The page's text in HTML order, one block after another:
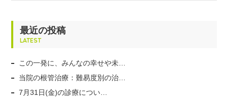
最近の投稿
LATEST
この一発に、みんなの幸せや未…
当院の根管治療：難易度別の治…
7月31日(金)の診療につい…